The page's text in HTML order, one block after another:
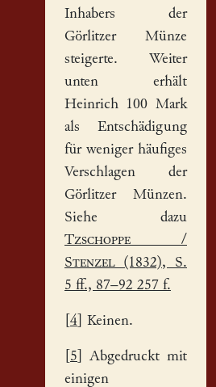
Inhabers der
Görlitzer Münze
steigerte. Weiter
unten erhält
Heinrich 100 Mark
als Entschädigung
für weniger häufiges
Verschlagen der
Görlitzer Münzen.
Siehe dazu
Tzschoppe/
Stenzel(1832), S.
5 ff., 87–92 257 f.
4] Keinen.
5 ] Abgedruckt mit
einigen